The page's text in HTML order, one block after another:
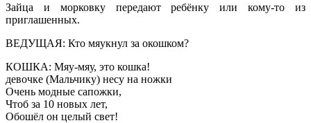
Зайца и морковку передают ребёнку или кому-то из
приглашенных.
ВЕДУЩАЯ: Кто мяукнул за окошком?
КОШКА: Мяу-мяу, это кошка!
девочке (Мальчику) несу на ножки
Очень модные сапожки,
Чтоб за 10 новых лет,
Обошёл он целый свет!